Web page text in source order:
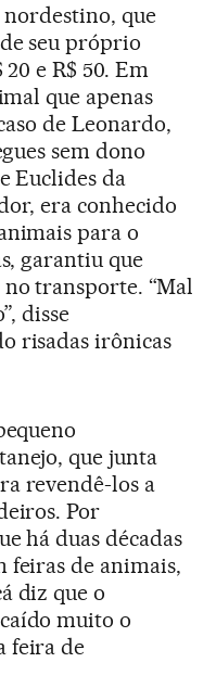
que
seu próprio
e R$ 50. Em
que apenas
de Leonardo,
sem dono
Euclides da
era conhecido
para o
garantiu que
transporte. “Mal
disse
risadas irônicas
que junta
revendê-los a
Por
há duas décadas
feiras de animais,
diz que o
muito o
feira de